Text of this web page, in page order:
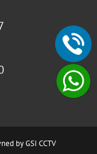
by GSI CCTV